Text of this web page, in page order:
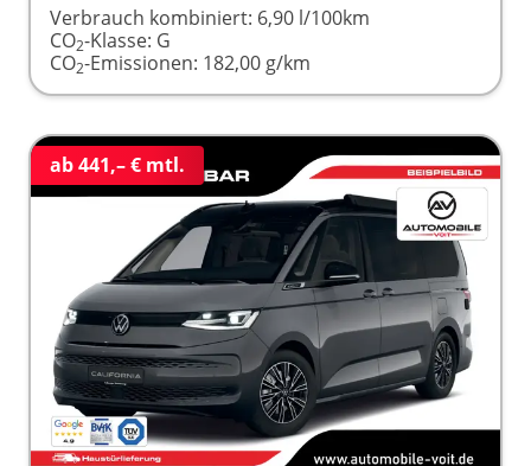
Verbrauch kombiniert: 6,90 l/100km
CO2-Klasse: G
CO2-Emissionen: 182,00 g/km
ab 441,– € mtl.